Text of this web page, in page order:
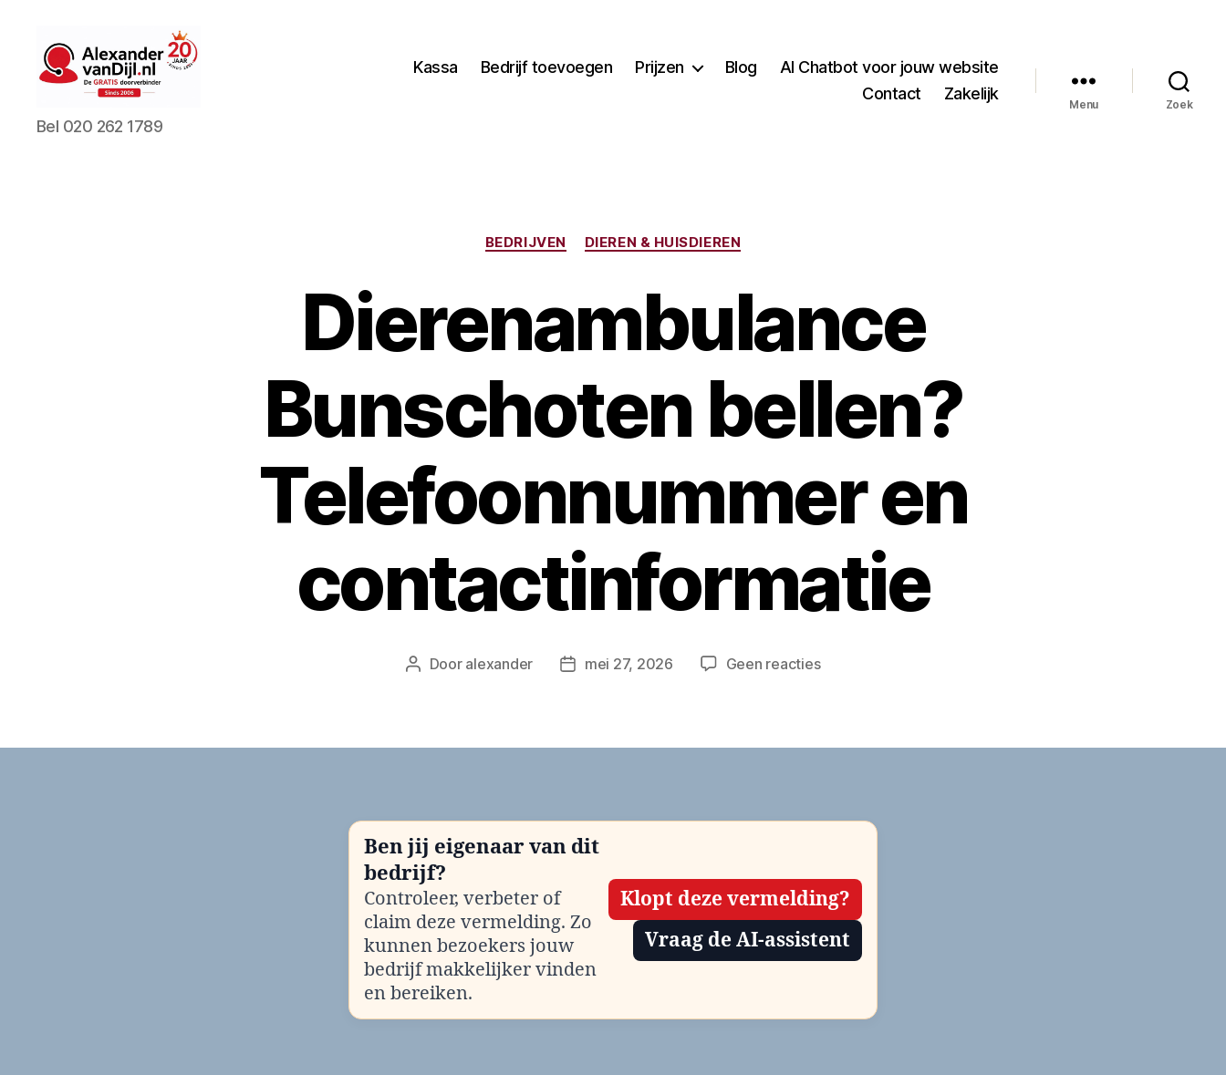
AlexandervanDijl.nl
Bel 020 262 1789
Kassa Bedrijf toevoegen Prijzen Blog
AI Chatbot voor jouw website
Contact
Zakelijk
Menu Zoek
Categorieën
BEDRIJVEN DIEREN & HUISDIEREN
Dierenambulance
Bunschoten bellen?
Telefoonnummer en
contactinformatie
Berichtauteur
Door alexander Berichtdatum
mei 27, 2026 Geen reactiesop
Telefoonnummer
Ben jij eigenaar van dit
bedrijf?
Controleer, verbeter of
claim deze vermelding. Zo
kunnen bezoekers jouw
bedrijf makkelijker vinden
en bereiken.
Klopt deze vermelding?
Vraag de AI-assistent